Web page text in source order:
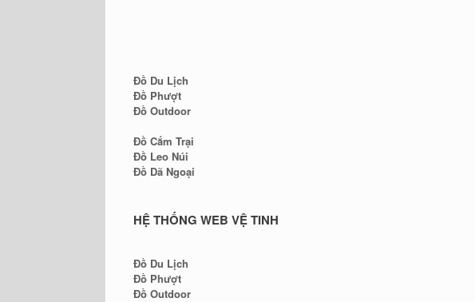
Đồ Du Lịch
Đồ Phượt
Đồ Outdoor
Đồ Cắm Trại
Đồ Leo Núi
Đồ Dã Ngoại
HỆ THỐNG WEB VỆ TINH
Đồ Du Lịch
Đồ Phượt
Đồ Outdoor